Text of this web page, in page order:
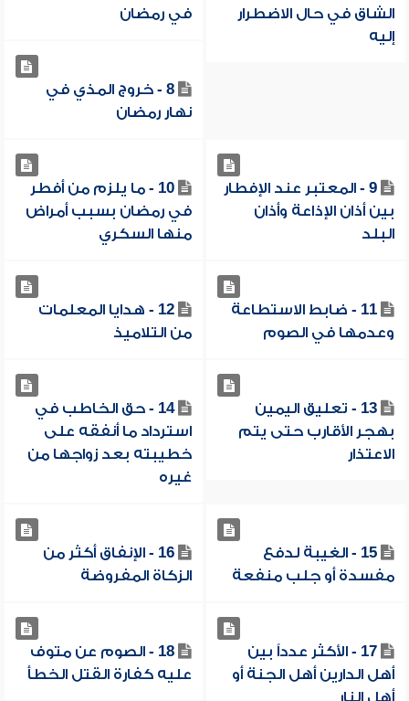
الشاق في حال الاضطرار
إليه
في رمضان
8 - خروج المذي في
نهار رمضان
9 - المعتبر عند الإفطار
بين أذان الإذاعة وأذان
البلد
10 - ما يلزم من أفطر
في رمضان بسبب أمراض
منها السكري
11 - ضابط الاستطاعة
وعدمها في الصوم
12 - هدايا المعلمات
من التلاميذ
13 - تعليق اليمين
بهجر الأقارب حتى يتم
الاعتذار
14 - حق الخاطب في
استرداد ما أنفقه على
خطيبته بعد زواجها من
غيره
15 - الغيبة لدفع
مفسدة أو جلب منفعة
16 - الإنفاق أكثر من
الزكاة المفروضة
17 - الأكثر عدداً بين
أهل الدارين أهل الجنة أو
أهل النار
18 - الصوم عن متوف
عليه كفارة القتل الخطأ